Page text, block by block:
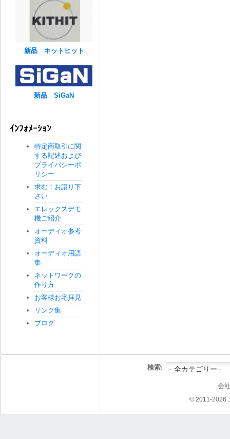
新品 キットヒット
新品 SiGaN
ｲﾝﾌｫﾒｰｼｮﾝ
特定商取引に関
する記述および
プライバシーポ
リシー
求む！お譲り下
さい
エレックスデモ
機ご紹介
オーディオ参考
資料
オーディオ用語
集
ネットワークの
作り方
お客様お宅拝見
リンク集
ブログ
検索:
会
© 2011-2026